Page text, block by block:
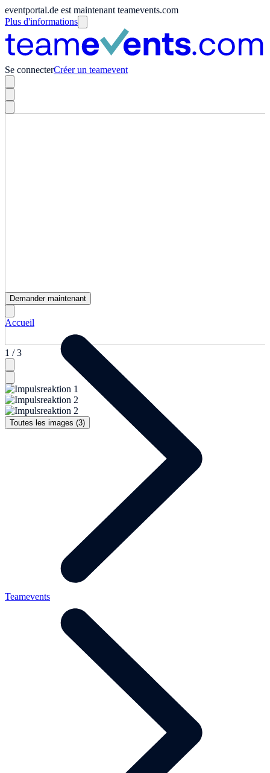
eventportal.de est maintenant teamevents.com
Plus d'informations
Se connecterCréer un teamevent
1 / 3
Toutes les images (3)
Demander maintenant
Accueil
Teamevents